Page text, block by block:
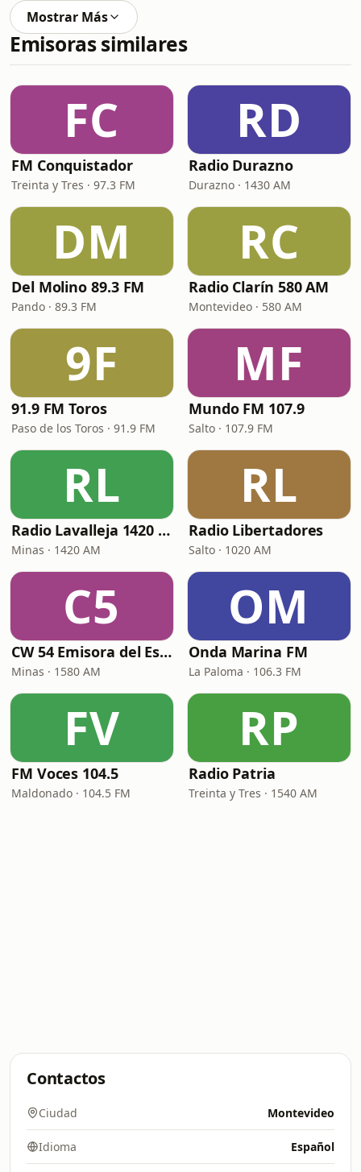
Mostrar Más
Emisoras similares
FC
FM Conquistador
Treinta y Tres · 97.3 FM
RD
Radio Durazno
Durazno · 1430 AM
DM
Del Molino 89.3 FM
Pando · 89.3 FM
RC
Radio Clarín 580 AM
Montevideo · 580 AM
9F
91.9 FM Toros
Paso de los Toros · 91.9 FM
MF
Mundo FM 107.9
Salto · 107.9 FM
RL
Radio Lavalleja 1420 AM
Minas · 1420 AM
RL
Radio Libertadores
Salto · 1020 AM
C5
CW 54 Emisora del Este
Minas · 1580 AM
OM
Onda Marina FM
La Paloma · 106.3 FM
FV
FM Voces 104.5
Maldonado · 104.5 FM
RP
Radio Patria
Treinta y Tres · 1540 AM
Contactos
Ciudad Montevideo
Idioma Español